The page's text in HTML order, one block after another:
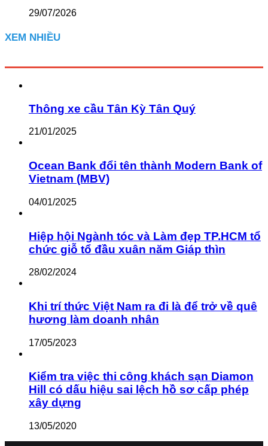
29/07/2026
XEM NHIỀU
Thông xe cầu Tân Kỳ Tân Quý
21/01/2025
Ocean Bank đổi tên thành Modern Bank of
Vietnam (MBV)
04/01/2025
Hiệp hội Ngành tóc và Làm đẹp TP.HCM tổ
chức giỗ tổ đầu xuân năm Giáp thìn
28/02/2024
Khi trí thức Việt Nam ra đi là để trở về quê
hương làm doanh nhân
17/05/2023
Kiểm tra việc thi công khách sạn Diamon
Hill có dấu hiệu sai lệch hồ sơ cấp phép
xây dựng
13/05/2020